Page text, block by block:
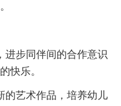
进步同伴间的合作意识
快乐。
的艺术作品，培养幼儿